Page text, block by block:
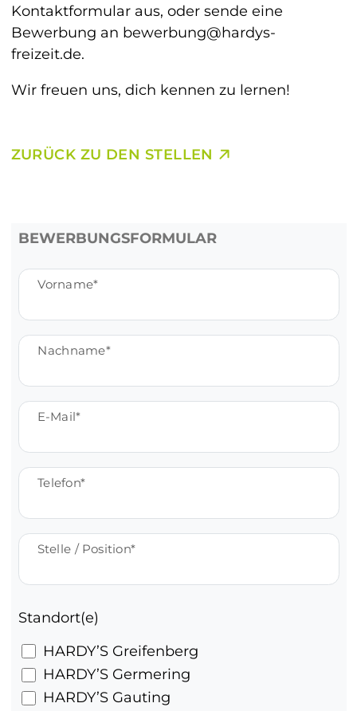
Kontaktformular aus, oder sende eine
Bewerbung an bewerbung@hardys-
freizeit.de.
Wir freuen uns, dich kennen zu lernen!
ZURÜCK ZU DEN STELLEN
BEWERBUNGSFORMULAR
Vorname
Nachname
E-Mail
Telefon
Stelle / Position
Standort(e)
HARDY’S Greifenberg
HARDY’S Germering
HARDY’S Gauting